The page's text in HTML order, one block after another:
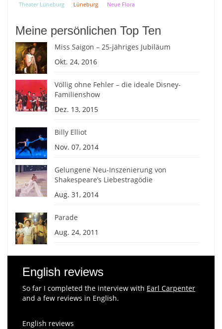
Theater Lüneburg Lüneburg Neue Flora
Meine persönlichen Top Ten
Miss Saigon – 25-jähriges Jubiläum
Okt. 24, 2016
Völlig ohne Fehler – die ideale Disney-
Familienshow
Dez. 13, 2015
Billy Elliot
Nov. 07, 2014
Gelungene Neu-Inszenierung von
Shakespeare’s Liebestragödie
Aug. 31, 2014
Parade
Aug. 24, 2011
English reviews
So far I completed the interview with Earl Carpenter
and a few reviews in English.
English reviews